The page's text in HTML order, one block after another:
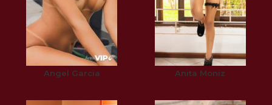
Angel Garcia Anita Moniz